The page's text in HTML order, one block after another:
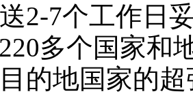
Z**2
2-7个工作日
多个国家和
的地国家的